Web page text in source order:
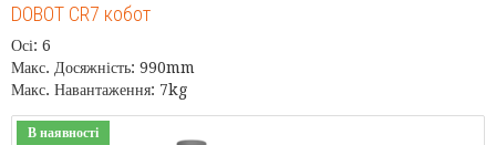
DOBOT CR7 кобот
Осі: 6
Макс. Досяжність: 990mm
Макс. Навантаження: 7kg
В наявності